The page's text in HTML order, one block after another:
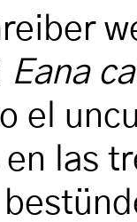
Eana
el
las